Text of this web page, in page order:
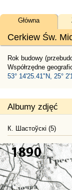
Cerkiew Św.
Główna
Rok budowy
Współrzędne
53° 14'25.41"N, 25°
Albumy zdjęć
К. Шастоўскі (5)